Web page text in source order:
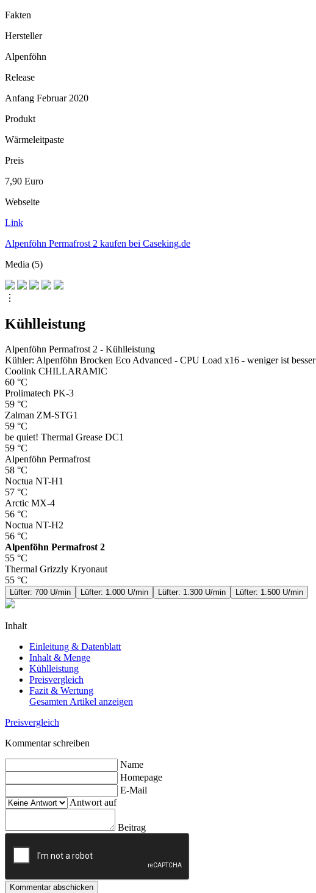
Fakten
Hersteller
Alpenföhn
Release
Anfang Februar 2020
Produkt
Wärmeleitpaste
Preis
7,90 Euro
Webseite
Link
Alpenföhn Permafrost 2 kaufen bei Caseking.de
Media (5)
⋮
Kühlleistung
Alpenföhn Permafrost 2 - Kühlleistung
Kühler: Alpenföhn Brocken Eco Advanced - CPU Load x16 - weniger ist besser
Coolink CHILLARAMIC
60 °C
Prolimatech PK-3
59 °C
Zalman ZM-STG1
59 °C
be quiet! Thermal Grease DC1
59 °C
Alpenföhn Permafrost
58 °C
Noctua NT-H1
57 °C
Arctic MX-4
56 °C
Noctua NT-H2
56 °C
Alpenföhn Permafrost 2
55 °C
Thermal Grizzly Kryonaut
55 °C
Lüfter: 700 U/min Lüfter: 1.000 U/min Lüfter: 1.300 U/min Lüfter: 1.500 U/min
Inhalt
Einleitung & Datenblatt
Inhalt & Menge
Kühlleistung
Preisvergleich
Fazit & Wertung
Gesamten Artikel anzeigen
Preisvergleich
Kommentar schreiben
Name
Homepage
E-Mail
Antwort auf
Beitrag
Kommentar abschicken